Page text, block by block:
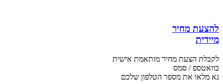
להצעת מחיר
מיידית
לקבלת הצעת מחיר מותאמת אישית
בוואטספ / סמס
נא מלאו את מספר הטלפון שלכם